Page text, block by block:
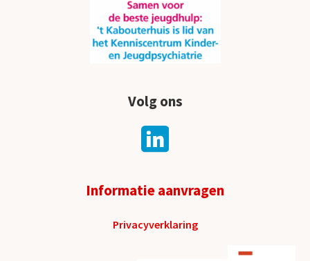
Volg ons
Informatie aanvragen
Privacyverklaring